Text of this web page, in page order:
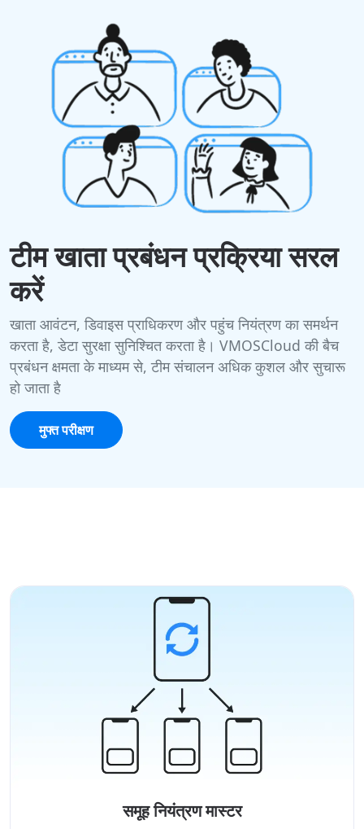
टीम खाता प्रबंधन प्रक्रिया सरल
करें
खाता आवंटन, डिवाइस प्राधिकरण और पहुंच नियंत्रण का समर्थन
करता है, डेटा सुरक्षा सुनिश्चित करता है। VMOSCloud की बैच
प्रबंधन क्षमता के माध्यम से, टीम संचालन अधिक कुशल और सुचारू
हो जाता है
मुफ्त परीक्षण
समूह नियंत्रण मास्टर